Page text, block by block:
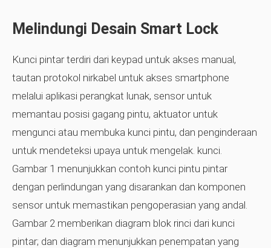
Melindungi Desain Smart Lock
Kunci pintar terdiri dari keypad untuk akses manual,
tautan protokol nirkabel untuk akses smartphone
melalui aplikasi perangkat lunak, sensor untuk
memantau posisi gagang pintu, aktuator untuk
mengunci atau membuka kunci pintu, dan penginderaan
untuk mendeteksi upaya untuk mengelak. kunci.
Gambar 1 menunjukkan contoh kunci pintu pintar
dengan perlindungan yang disarankan dan komponen
sensor untuk memastikan pengoperasian yang andal.
Gambar 2 memberikan diagram blok rinci dari kunci
pintar; dan diagram menunjukkan penempatan yang